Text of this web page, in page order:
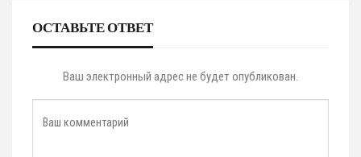
ОСТАВЬТЕ ОТВЕТ
Ваш электронный адрес не будет опубликован.